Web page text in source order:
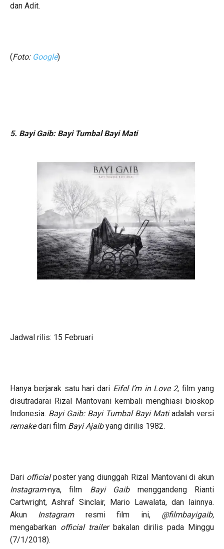
dan Adit.
(Foto: Google)
5. Bayi Gaib: Bayi Tumbal Bayi Mati
Jadwal rilis: 15 Februari
Hanya berjarak satu hari dari Eifel I’m in Love 2, film yang
disutradarai Rizal Mantovani kembali menghiasi bioskop
Indonesia. Bayi Gaib: Bayi Tumbal Bayi Matiadalah versi
remakedari film Bayi Ajaibyang dirilis 1982.
Dari officialposter yang diunggah Rizal Mantovani di akun
Instagram-nya, film Bayi Gaib menggandeng Rianti
Cartwright, Ashraf Sinclair, Mario Lawalata, dan lainnya.
Akun Instagram resmi film ini, @filmbayigaib,
mengabarkan official trailer bakalan dirilis pada Minggu
(7/1/2018).